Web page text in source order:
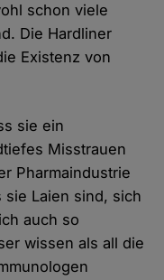
schon viele
Die Hardliner
Existenz von
sie ein
Misstrauen
Pharmaindustrie
Laien sind, sich
auch so
wissen als all die